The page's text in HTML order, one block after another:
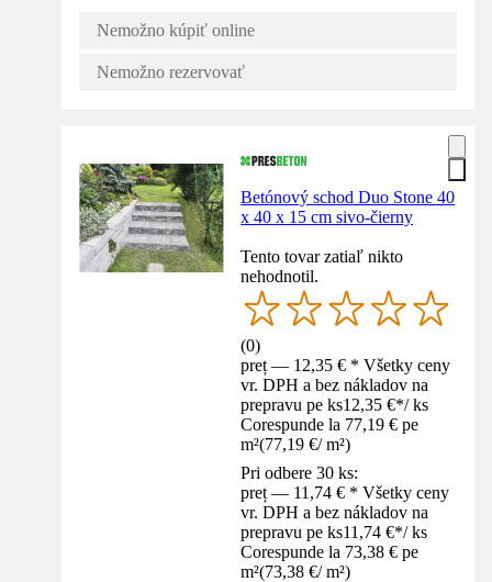
Nemožno kúpiť online
Nemožno rezervovať
Betónový schod Duo Stone 40
x 40 x 15 cm sivo-čierny
Tento tovar zatiaľ nikto
nehodnotil.
(0)
preț — 12,35 € * Všetky ceny
vr. DPH a bez nákladov na
prepravu pe ks12,35 €*/ ks
Corespunde la 77,19 € pe
m²(77,19 €/ m²)
Pri odbere 30 ks:
preț — 11,74 € * Všetky ceny
vr. DPH a bez nákladov na
prepravu pe ks11,74 €*/ ks
Corespunde la 73,38 € pe
m²(73,38 €/ m²)